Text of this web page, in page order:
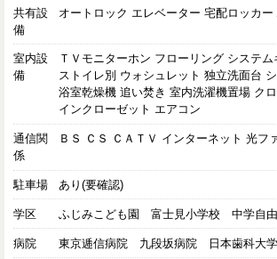
共有設
備
オートロック エレベーター 宅配ロッカー
室内設
備
ＴＶモニターホン フローリング システ
ストイレ別 ウォシュレット 独立洗面台
浴室乾燥機 追い焚き 室内洗濯機置場 ク
インクローゼット エアコン
通信関
係
ＢＳ ＣＳ ＣＡＴＶ インターネット 光フ
駐車場 あり(要確認)
学区 ふじみこども園 富士見小学校 中学自由
病院 東京逓信病院 九段坂病院 日本歯科大